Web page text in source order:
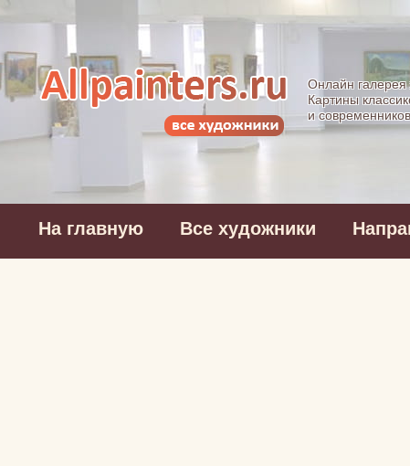
Allpainters.ru -
Онлайн
Картины
и современников
На главную Все художники